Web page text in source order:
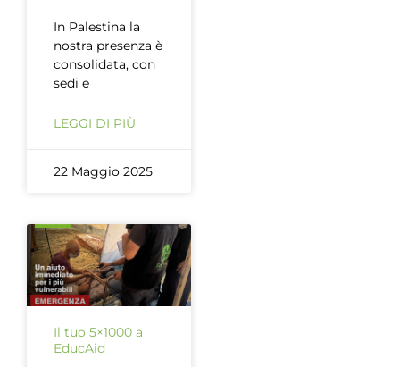
In Palestina la
nostra presenza è
consolidata, con
sedi e
LEGGI DI PIÙ
22 Maggio 2025
Il tuo 5×1000 a
EducAid